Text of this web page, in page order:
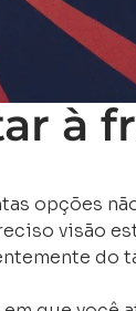
à
opções
visão
do